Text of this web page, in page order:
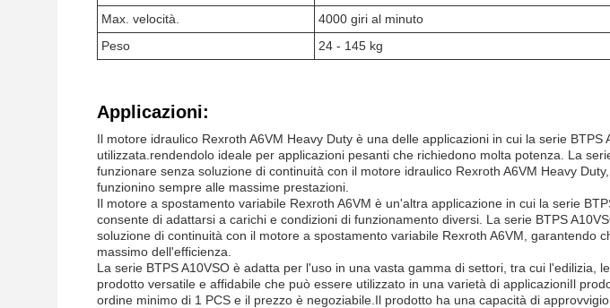
Max. velocità.
4000 giri al minuto
Peso
24 - 145 kg
Applicazioni:
Il motore idraulico Rexroth A6VM Heavy Duty è una delle applicazioni in cui la serie BTPS
utilizzata.rendendolo ideale per applicazioni pesanti che richiedono molta potenza. La
funzionare senza soluzione di continuità con il motore idraulico Rexroth A6VM Heavy
funzionino sempre alle massime prestazioni.
Il motore a spostamento variabile Rexroth A6VM è un'altra applicazione in cui la serie
consente di adattarsi a carichi e condizioni di funzionamento diversi. La serie BTPS
soluzione di continuità con il motore a spostamento variabile Rexroth A6VM, garantendo
massimo dell'efficienza.
La serie BTPS A10VSO è adatta per l'uso in una vasta gamma di settori, tra cui l'edilizia,
prodotto versatile e affidabile che può essere utilizzato in una varietà di applicazioniIl
ordine minimo di 1 PCS e il prezzo è negoziabile.Il prodotto ha una capacità di